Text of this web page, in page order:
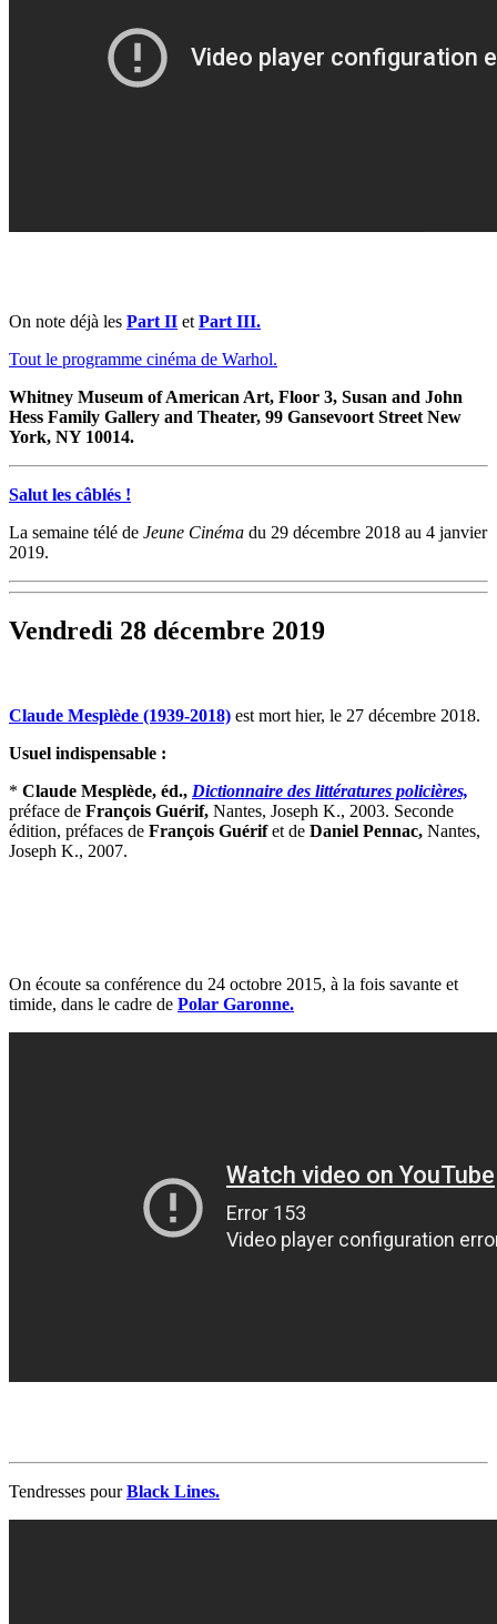
On note déjà les Part II et Part III.
Tout le programme cinéma de Warhol.
Whitney Museum of American Art, Floor 3, Susan and John
Hess Family Gallery and Theater, 99 Gansevoort Street New
York, NY 10014.
Salut les câblés !
La semaine télé de Jeune Cinéma du 29 décembre 2018 au 4 janvier
2019.
Vendredi 28 décembre 2019
Claude Mesplède (1939-2018) est mort hier, le 27 décembre 2018.
Usuel indispensable :
* Claude Mesplède, éd., Dictionnaire des littératures policières,
préface de François Guérif, Nantes, Joseph K., 2003. Seconde
édition, préfaces de François Guérifet de Daniel Pennac, Nantes,
Joseph K., 2007.
On écoute sa conférence du 24 octobre 2015, à la fois savante et
timide, dans le cadre de Polar Garonne.
Tendresses pourBlack Lines.